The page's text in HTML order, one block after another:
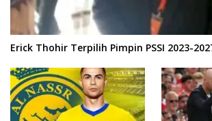
Erick Thohir Terpilih Pimpin PSSI 2023-